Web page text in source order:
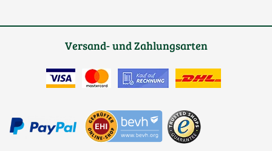
Versand- und Zahlungsarten